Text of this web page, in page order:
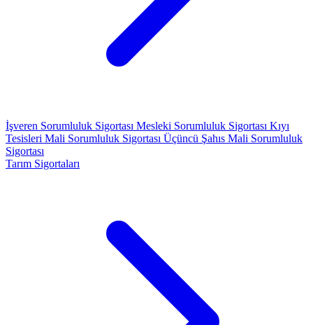
İşveren Sorumluluk Sigortası Mesleki Sorumluluk Sigortası Kıyı
Tesisleri Mali Sorumluluk Sigortası Üçüncü Şahıs Mali Sorumluluk
Sigortası
Tarım Sigortaları